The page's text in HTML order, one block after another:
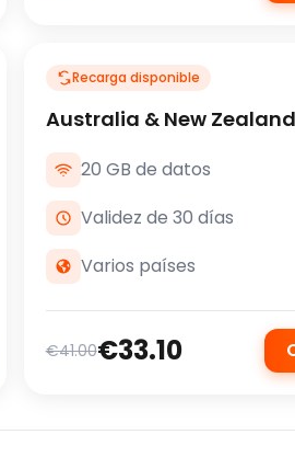
Recarga disponible
Australia & New
20 GB de datos
Validez de 30 días
Varios países
€41.00€33.10